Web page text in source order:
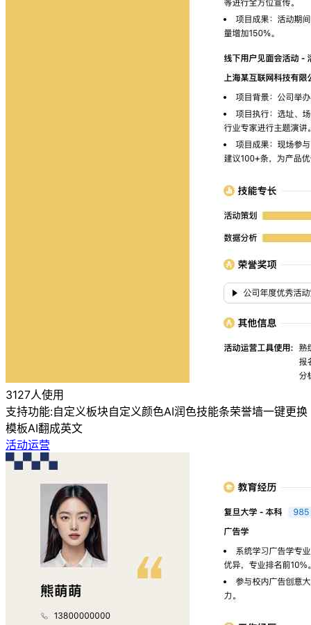
3127人使用
支持功能:自定义板块自定义颜色AI润色技能条荣誉墙一键更换
模板AI翻成英文
活动运营